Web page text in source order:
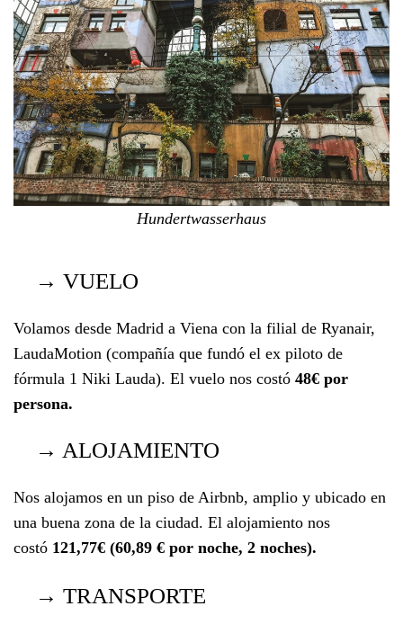
Hundertwasserhaus
→ VUELO
Volamos desde Madrid a Viena con la filial de Ryanair,
LaudaMotion (compañía que fundó el ex piloto de
fórmula 1 Niki Lauda). El vuelo nos costó 48€ por
persona.
→ ALOJAMIENTO
Nos alojamos en un piso de Airbnb, amplio y ubicado en
una buena zona de la ciudad. El alojamiento nos
costó 121,77€ (60,89 € por noche, 2 noches).
→ TRANSPORTE